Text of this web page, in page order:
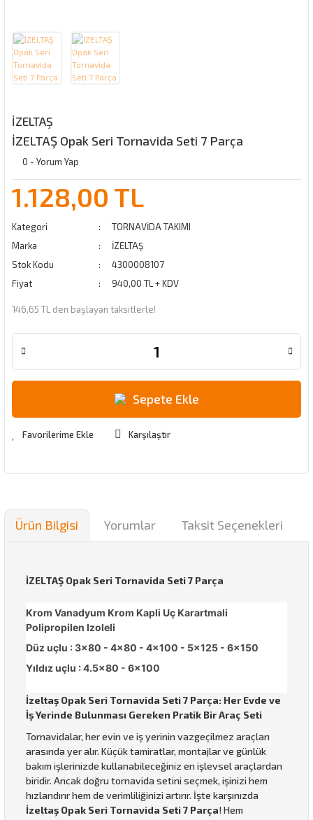
İZELTAŞ
İZELTAŞ Opak Seri Tornavida Seti 7 Parça
0 - Yorum Yap
1.128,00 TL
Kategori
TORNAVİDA TAKIMI
Marka
İZELTAŞ
Stok Kodu
4300008107
Fiyat
940,00 TL + KDV
146,65 TL den başlayan taksitlerle!
Sepete Ekle
Karşılaştır
Ürün Bilgisi Yorumlar Taksit Seçenekleri
İZELTAŞ Opak Seri Tornavida Seti 7 Parça
Krom Vanadyum Krom Kapli Uç Karartmali
Polipropilen Izoleli
Düz uçlu : 3x80 - 4x80 - 4x100 - 5x125 - 6x150
Yıldız uçlu : 4.5x80 - 6x100
İzeltaş Opak Seri Tornavida Seti 7 Parça: Her Evde ve
İş Yerinde Bulunması Gereken Pratik Bir Araç Seti
Tornavidalar, her evin ve iş yerinin vazgeçilmez araçları
arasında yer alır. Küçük tamiratlar, montajlar ve günlük
bakım işlerinizde kullanabileceğiniz en işlevsel araçlardan
biridir. Ancak doğru tornavida setini seçmek, işinizi hem
hızlandırır hem de verimliliğinizi artırır. İşte karşınızda
İzeltaş Opak Seri Tornavida Seti 7 Parça! Hem